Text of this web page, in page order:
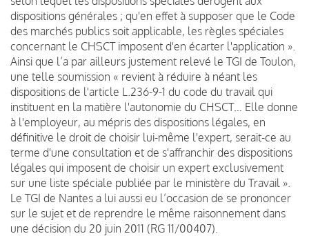
dispositions générales ; qu'en effet à supposer que le Code
des marchés publics soit applicable, les règles spéciales
concernant le CHSCT imposent d'en écarter l'application ».
Ainsi que l’a par ailleurs justement relevé le TGI de Toulon,
une telle soumission « revient à réduire à néant les
dispositions de l'article L.236-9-1 du code du travail qui
instituent en la matière l'autonomie du CHSCT… Elle donne
à l'employeur, au mépris des dispositions légales, en
définitive le droit de choisir lui-même l'expert, serait-ce au
terme d'une consultation et de s'affranchir des dispositions
légales qui imposent de choisir un expert exclusivement
sur une liste spéciale publiée par le ministère du Travail ».
Le TGI de Nantes a lui aussi eu l’occasion de se prononcer
sur le sujet et de reprendre le même raisonnement dans
une décision du 20 juin 2011 (RG 11/00407).